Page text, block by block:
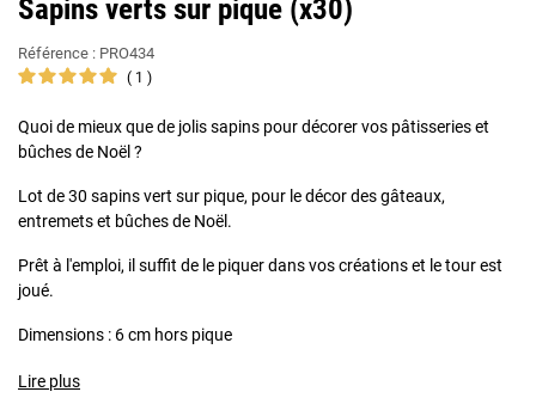
Sapins verts sur pique (x30)
Référence : PRO434
1
Quoi de mieux que de jolis sapins pour décorer vos pâtisseries et
bûches de Noël ?
Lot de 30 sapins vert sur pique, pour le décor des gâteaux,
entremets et bûches de Noël.
Prêt à l'emploi, il suffit de le piquer dans vos créations et le tour est
joué.
Dimensions : 6 cm hors pique
Lire plus